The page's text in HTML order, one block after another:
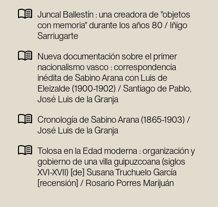
Juncal Ballestín : una creadora de "objetos
con memoria" durante los años 80 / Iñigo
Sarriugarte
Nueva documentación sobre el primer
nacionalismo vasco : correspondencia
inédita de Sabino Arana con Luis de
Eleizalde (1900-1902) / Santiago de Pablo,
José Luis de la Granja
Cronología de Sabino Arana (1865-1903) /
José Luis de la Granja
Tolosa en la Edad moderna : organización y
gobierno de una villa guipuzcoana (siglos
XVI-XVII) [de] Susana Truchuelo García
[recensión] / Rosario Porres Marijuán